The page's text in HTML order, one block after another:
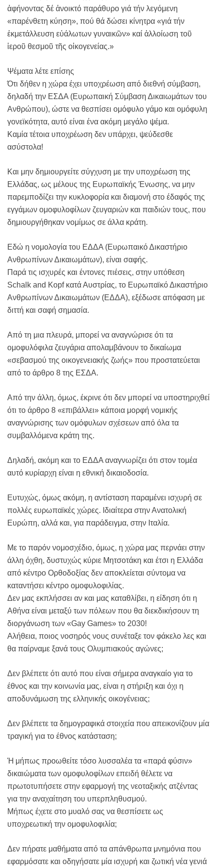
ἀφήνοντας δέ ἀνοικτό παράθυρο γιά τήν λεγόμενη
«παρένθετη κύηση», πού θά δώσει κίνητρα «γιά τήν
ἐκμετάλλευση εὐάλωτων γυναικῶν» καί ἀλλοίωση τοῦ
ἱεροῦ θεσμοῦ τῆς οἰκογενείας.»
Ψέματα λέτε επίσης
Ότι δήθεν η χώρα έχει υποχρέωση από διεθνή σύμβαση,
δηλαδή την ΕΣΔΑ (Ευρωπαική Σύμβαση Δικαιωμάτων του
Ανθρώπου), ώστε να θεσπίσει ομόφυλο γάμο και ομόφυλη
γονεϊκότητα, αυτό είναι ένα ακόμη μεγάλο ψέμα.
Καμία τέτοια υποχρέωση δεν υπάρχει, ψεύδεσθε
ασύστολα!
Και μην δημιουργείτε σύγχυση με την υποχρέωση της
Ελλάδας, ως μέλους της Ευρωπαϊκής Ένωσης, να μην
παρεμποδίζει την κυκλοφορία και διαμονή στο έδαφός της
εγγάμων ομοφυλοφίλων ζευγαριών και παιδιών τους, που
δημιουργήθηκαν νομίμως σε άλλα κράτη.
Εδώ η νομολογία του ΕΔΔΑ (Ευρωπαικό Δικαστήριο
Ανθρωπίνων Δικαιωμάτων), είναι σαφής.
Παρά τις ισχυρές και έντονες πιέσεις, στην υπόθεση
Schalk and Kopf κατά Αυστρίας, το Ευρωπαϊκό Δικαστήριο
Ανθρωπίνων Δικαιωμάτων (ΕΔΔΑ), εξέδωσε απόφαση με
διττή και σαφή σημασία.
Από τη μια πλευρά, μπορεί να αναγνώρισε ότι τα
ομοφυλόφιλα ζευγάρια απολαμβάνουν το δικαίωμα
«σεβασμού της οικογενειακής ζωής» που προστατεύεται
από το άρθρο 8 της ΕΣΔΑ.
Από την άλλη, όμως, έκρινε ότι δεν μπορεί να υποστηριχθεί
ότι το άρθρο 8 «επιβάλλει» κάποια μορφή νομικής
αναγνώρισης των ομόφυλων σχέσεων από όλα τα
συμβαλλόμενα κράτη της.
Δηλαδή, ακόμη και το ΕΔΔΑ αναγνωρίζει ότι στον τομέα
αυτό κυρίαρχη είναι η εθνική δικαιοδοσία.
Ευτυχώς, όμως ακόμη, η αντίσταση παραμένει ισχυρή σε
πολλές ευρωπαϊκές χώρες. Ιδιαίτερα στην Ανατολική
Ευρώπη, αλλά και, για παράδειγμα, στην Ιταλία.
Με το παρόν νομοσχέδιο, όμως, η χώρα μας περνάει στην
άλλη όχθη, δυστυχώς κύριε Μητσοτάκη και έτσι η Ελλάδα
από κέντρο Ορθοδοξίας δεν αποκλείεται σύντομα να
καταντήσει κέντρο ομοφυλοφιλίας.
Δεν μας εκπλήσσει αν και μας καταθλίβει, η είδηση ότι η
Αθήνα είναι μεταξύ των πόλεων που θα διεκδικήσουν τη
διοργάνωση των «Gay Games» το 2030!
Αλήθεια, ποιος νοσηρός νους συνέταξε τον φάκελο λες και
θα παίρναμε ξανά τους Ολυμπιακούς αγώνες;
Δεν βλέπετε ότι αυτό που είναι σήμερα αναγκαίο για το
έθνος και την κοινωνία μας, είναι η στήριξη και όχι η
αποδυνάμωση της ελληνικής οικογένειας;
Δεν βλέπετε τα δημογραφικά στοιχεία που απεικονίζουν μία
τραγική για το έθνος κατάσταση;
Ή μήπως προωθείτε τόσο λυσσαλέα τα «παρά φύσιν»
δικαιώματα των ομοφυλοφίλων επειδή θέλετε να
πρωτοτυπήσετε στην εφαρμογή της νεοταξικής ατζέντας
για την αναχαίτηση του υπερπληθυσμού.
Μήπως έχετε στο μυαλό σας να θεσπίσετε ως
υποχρεωτική την ομοφυλοφιλία;
Δεν πήρατε μαθήματα από τα απάνθρωπα μνημόνια που
εφαρμόσατε και οδηγήσατε μία ισχυρή και ζωτική νέα γενιά